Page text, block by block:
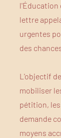
l'Éducation
lettre
urgentes
des
L'objectif
mobiliser
pétition,
demande
moyens